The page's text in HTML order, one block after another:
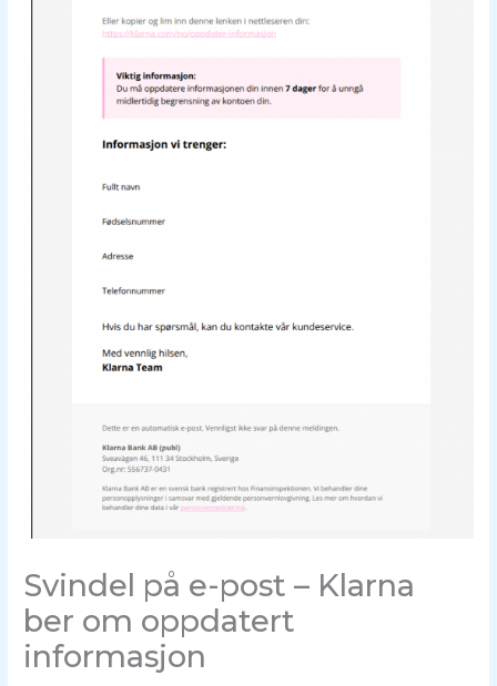
Svindel på e-post – Klarna
ber om oppdatert
informasjon